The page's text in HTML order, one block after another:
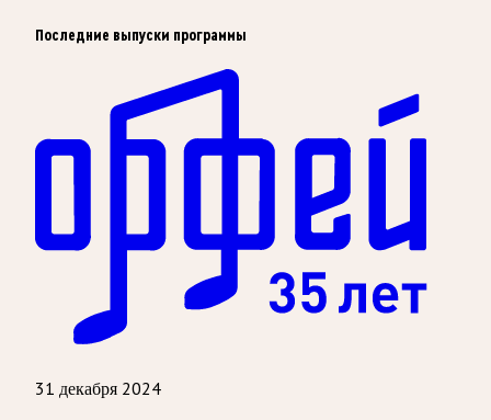
Последние выпуски программы
31 декабря 2024